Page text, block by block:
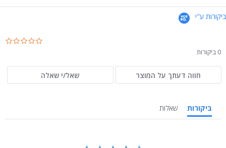
ביקורות ע"י
0 ביקורות
חווה דעתך על המוצר שאל/י שאלה
ביקורות שאלות